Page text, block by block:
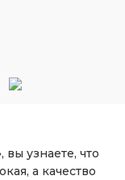
узнаете, что
а качество